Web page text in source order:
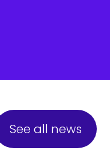
See all news